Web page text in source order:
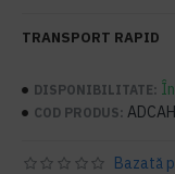
TRANSPORT RAPID
DISPONIBILITATE:
COD PRODUS:
Bazată